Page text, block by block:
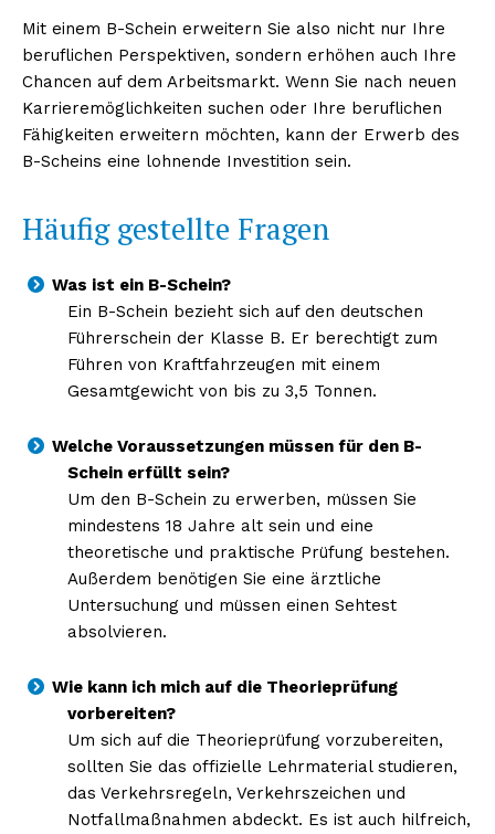
Mit einem B-Schein erweitern Sie also nicht nur Ihre
beruflichen Perspektiven, sondern erhöhen auch Ihre
Chancen auf dem Arbeitsmarkt. Wenn Sie nach neuen
Karrieremöglichkeiten suchen oder Ihre beruflichen
Fähigkeiten erweitern möchten, kann der Erwerb des
B-Scheins eine lohnende Investition sein.
Häufig gestellte Fragen
Was ist ein B-Schein?
Ein B-Schein bezieht sich auf den deutschen
Führerschein der Klasse B. Er berechtigt zum
Führen von Kraftfahrzeugen mit einem
Gesamtgewicht von bis zu 3,5 Tonnen.
Welche Voraussetzungen müssen für den B-
Schein erfüllt sein?
Um den B-Schein zu erwerben, müssen Sie
mindestens 18 Jahre alt sein und eine
theoretische und praktische Prüfung bestehen.
Außerdem benötigen Sie eine ärztliche
Untersuchung und müssen einen Sehtest
absolvieren.
Wie kann ich mich auf die Theorieprüfung
vorbereiten?
Um sich auf die Theorieprüfung vorzubereiten,
sollten Sie das offizielle Lehrmaterial studieren,
das Verkehrsregeln, Verkehrszeichen und
Notfallmaßnahmen abdeckt. Es ist auch hilfreich,